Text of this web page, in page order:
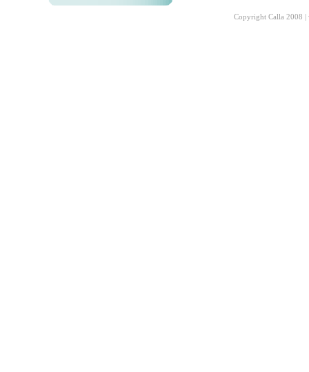
Copyright Calla 2008 |